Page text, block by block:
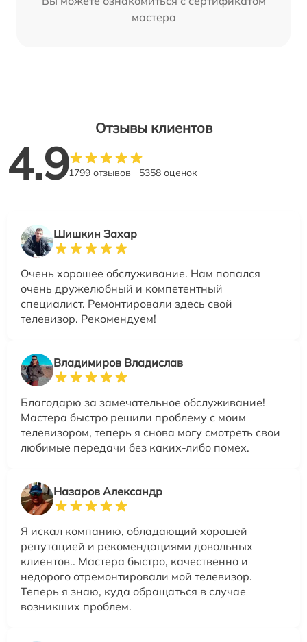
мастера
Отзывы клиентов
4.91799 отзывов 5358 оценок
Шишкин Захар
Очень хорошее обслуживание. Нам попался
очень дружелюбный и компетентный
специалист. Ремонтировали здесь свой
телевизор. Рекомендуем!
Владимиров Владислав
Благодарю за замечательное обслуживание!
Мастера быстро решили проблему с моим
телевизором, теперь я снова могу смотреть свои
любимые передачи без каких-либо помех.
Назаров Александр
Я искал компанию, обладающий хорошей
репутацией и рекомендациями довольных
клиентов.. Мастера быстро, качественно и
недорого отремонтировали мой телевизор.
Теперь я знаю, куда обращаться в случае
возникших проблем.